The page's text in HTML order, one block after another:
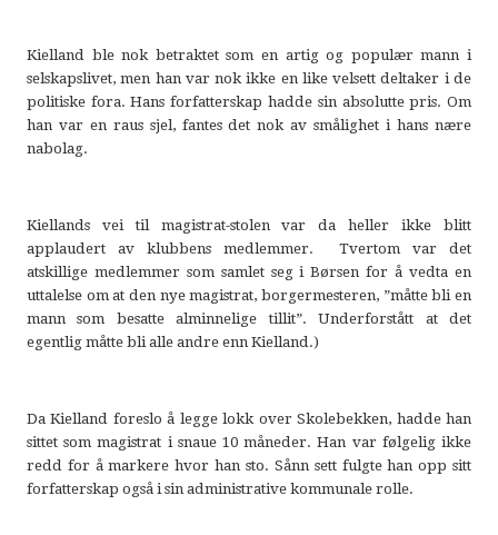
Kielland ble nok betraktet som en artig og populær mann i
selskapslivet, men han var nok ikke en like velsett deltaker i de
politiske fora. Hans forfatterskap hadde sin absolutte pris. Om
han var en raus sjel, fantes det nok av smålighet i hans nære
nabolag.
Kiellands vei til magistrat-stolen var da heller ikke blitt
applaudert av klubbens medlemmer. Tvertom var det
atskillige medlemmer som samlet seg i Børsen for å vedta en
uttalelse om at den nye magistrat, borgermesteren, ”måtte bli en
mann som besatte alminnelige tillit”. Underforstått at det
egentlig måtte bli alle andre enn Kielland.)
Da Kielland foreslo å legge lokk over Skolebekken, hadde han
sittet som magistrat i snaue 10 måneder. Han var følgelig ikke
redd for å markere hvor han sto. Sånn sett fulgte han opp sitt
forfatterskap også i sin administrative kommunale rolle.